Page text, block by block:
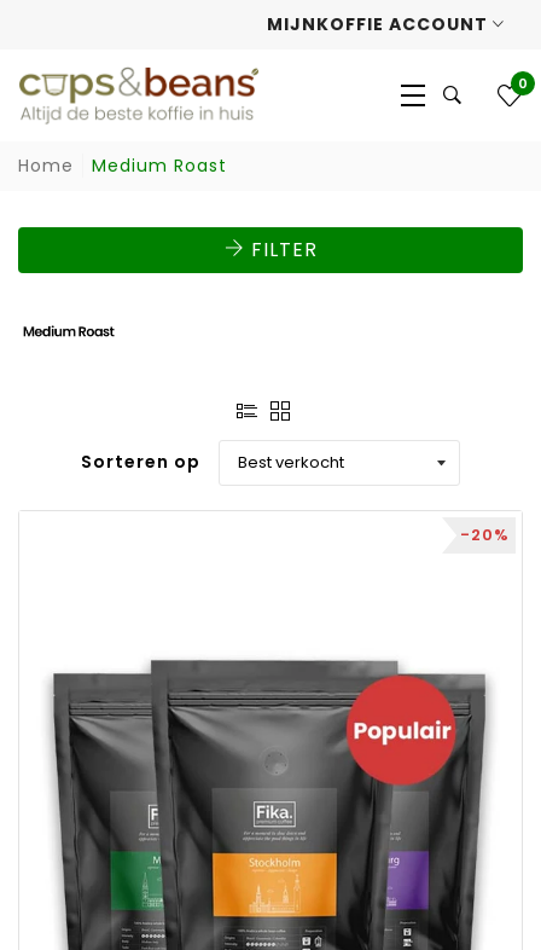
MIJNKOFFIE ACCOUNT
0
Home Medium Roast
Sorteren op
-20%
FILTER